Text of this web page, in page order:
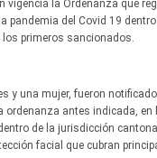
vigencia la Ordenanza que
pandemia del Covid 19
los primeros sancionados.
y una mujer, fueron
ordenanza antes indicada,
de la jurisdicción
facial que cubran